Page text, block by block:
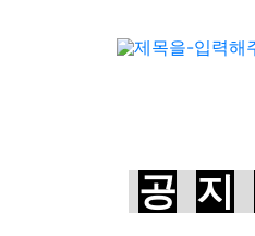
공 지